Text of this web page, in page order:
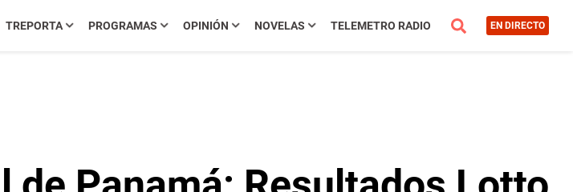
TREPORTA PROGRAMAS OPINIÓN NOVELAS TELEMETRO RADIO EN DIRECTO